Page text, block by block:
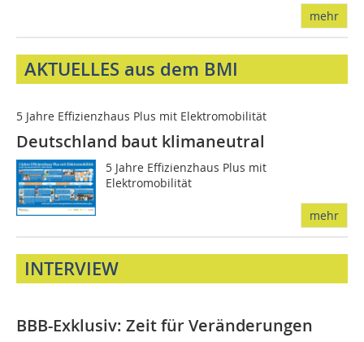
mehr
AKTUELLES aus dem BMI
5 Jahre Effizienzhaus Plus mit Elektromobilität
Deutschland baut klimaneutral
5 Jahre Effizienzhaus Plus mit
Elektromobilität
mehr
INTERVIEW
BBB-Exklusiv: Zeit für Veränderungen